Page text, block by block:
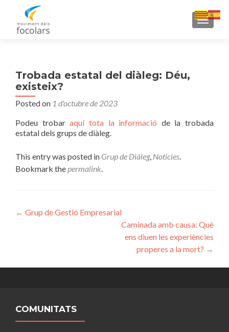
Trobada estatal del diàleg: Déu,
existeix?
Posted on 1 d'octubre de 2023
Podeu trobaraquí tota la informació de la trobada
estatal dels grups de diàleg.
This entry was posted in Grup de Diàleg, Notícies.
Bookmark thepermalink.
Navegació
← Grup de Gestió Empresarial
Caminada amb causa: Què
ens diuen les experiències
properes a la mort? →
COMUNITATS